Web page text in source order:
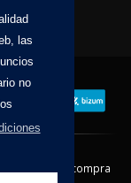
las
no
de compra